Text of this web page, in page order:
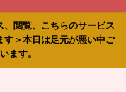
閲覧、こちらのサービス
す＞本日は足元が悪い中ご
ます。